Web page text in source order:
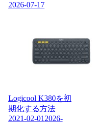
2026-07-17
Logicool K380を初
期化する方法
2021-02-01 2026-